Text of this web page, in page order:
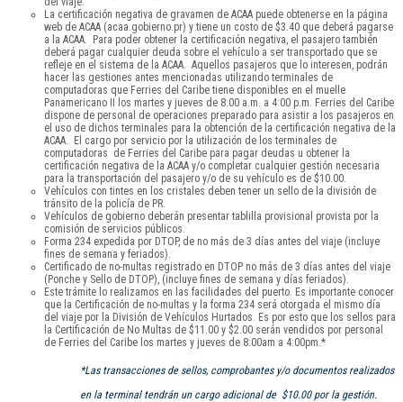
La certificación negativa de gravamen de ACAA puede obtenerse en la página
web de ACAA (acaa.gobierno.pr) y tiene un costo de $3.40 que deberá pagarse
a la ACAA. Para poder obtener la certificación negativa, el pasajero también
deberá pagar cualquier deuda sobre el vehículo a ser transportado que se
refleje en el sistema de la ACAA. Aquellos pasajeros que lo interesen, podrán
hacer las gestiones antes mencionadas utilizando terminales de
computadoras que Ferries del Caribe tiene disponibles en el muelle
Panamericano II los martes y jueves de 8:00 a.m. a 4:00 p.m. Ferries del Caribe
dispone de personal de operaciones preparado para asistir a los pasajeros en
el uso de dichos terminales para la obtención de la certificación negativa de la
ACAA. El cargo por servicio por la utilización de los terminales de
computadoras de Ferries del Caribe para pagar deudas u obtener la
certificación negativa de la ACAA y/o completar cualquier gestión necesaria
para la transportación del pasajero y/o de su vehículo es de $10.00.
Vehículos con tintes en los cristales deben tener un sello de la división de
tránsito de la policía de PR.
Vehículos de gobierno deberán presentar tablilla provisional provista por la
comisión de servicios públicos.
Forma 234 expedida por DTOP, de no más de 3 días antes del viaje (incluye
fines de semana y feriados).
Certificado de no-multas registrado en DTOP no más de 3 días antes del viaje
(Ponche y Sello de DTOP), (incluye fines de semana y días feriados).
Este trámite lo realizamos en las facilidades del puerto. Es importante conocer
que la Certificación de no-multas y la forma 234 será otorgada el mismo día
del viaje por la División de Vehículos Hurtados. Es por esto que los sellos para
la Certificación de No Multas de $11.00 y $2.00 serán vendidos por personal
de Ferries del Caribe los martes y jueves de 8:00am a 4:00pm.*
*Las transacciones de sellos, comprobantes y/o documentos realizados
en la terminal tendrán un cargo adicional de $10.00 por la gestión.